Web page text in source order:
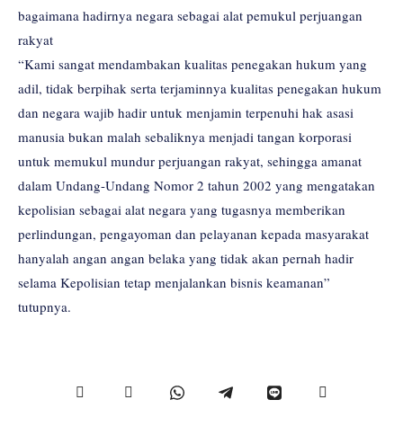
bagaimana hadirnya negara sebagai alat pemukul perjuangan
rakyat
“Kami sangat mendambakan kualitas penegakan hukum yang
adil, tidak berpihak serta terjaminnya kualitas penegakan hukum
dan negara wajib hadir untuk menjamin terpenuhi hak asasi
manusia bukan malah sebaliknya menjadi tangan korporasi
untuk memukul mundur perjuangan rakyat, sehingga amanat
dalam Undang-Undang Nomor 2 tahun 2002 yang mengatakan
kepolisian sebagai alat negara yang tugasnya memberikan
perlindungan, pengayoman dan pelayanan kepada masyarakat
hanyalah angan angan belaka yang tidak akan pernah hadir
selama Kepolisian tetap menjalankan bisnis keamanan”
tutupnya.